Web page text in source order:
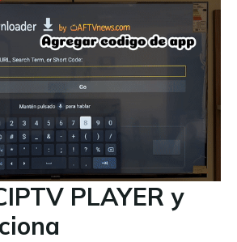
PLAYER y